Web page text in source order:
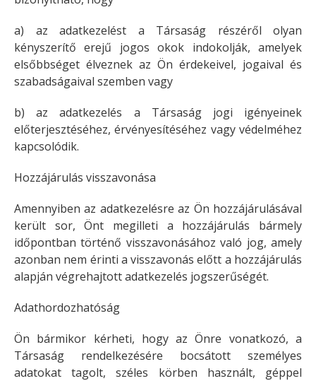
a) az adatkezelést a Társaság részéről olyan
kényszerítő erejű jogos okok indokolják, amelyek
elsőbbséget élveznek az Ön érdekeivel, jogaival és
szabadságaival szemben vagy
b) az adatkezelés a Társaság jogi igényeinek
előterjesztéséhez, érvényesítéséhez vagy védelméhez
kapcsolódik.
Hozzájárulás visszavonása
Amennyiben az adatkezelésre az Ön hozzájárulásával
került sor, Önt megilleti a hozzájárulás bármely
időpontban történő visszavonásához való jog, amely
azonban nem érinti a visszavonás előtt a hozzájárulás
alapján végrehajtott adatkezelés jogszerűségét.
Adathordozhatóság
Ön bármikor kérheti, hogy az Önre vonatkozó, a
Társaság rendelkezésére bocsátott személyes
adatokat tagolt, széles körben használt, géppel